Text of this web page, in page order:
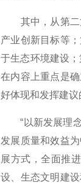
其中，从第二篇
产业创新目标等
于生态环境建设
在内容上重点是
好体现和发挥建
“以新发展理念
发展质量和效益
展方式，全面推
设、生态文明建